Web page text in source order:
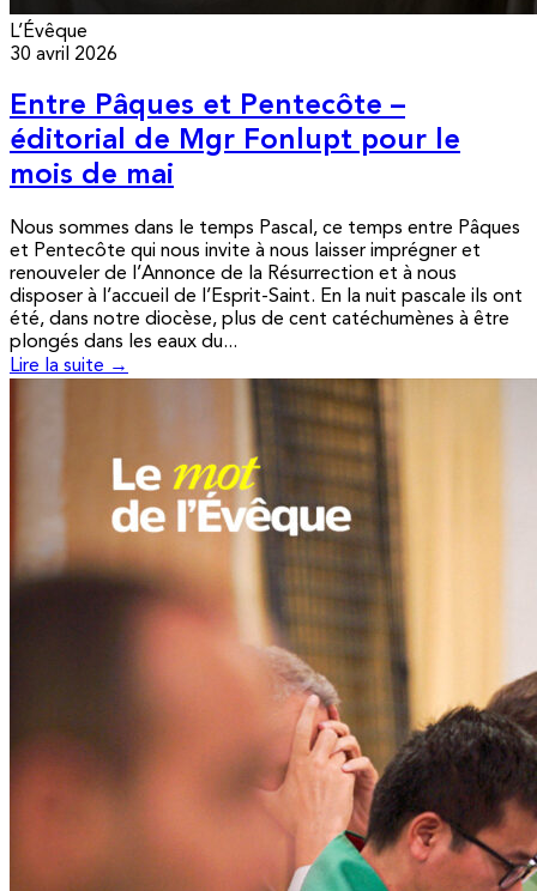
L’Évêque
30 avril 2026
Entre Pâques et Pentecôte –
éditorial de Mgr Fonlupt pour le
mois de mai
Nous sommes dans le temps Pascal, ce temps entre Pâques
et Pentecôte qui nous invite à nous laisser imprégner et
renouveler de l’Annonce de la Résurrection et à nous
disposer à l’accueil de l’Esprit-Saint. En la nuit pascale ils ont
été, dans notre diocèse, plus de cent catéchumènes à être
plongés dans les eaux du...
Lire la suite →